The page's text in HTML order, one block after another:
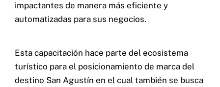
impactantes de manera más eficiente y
automatizadas para sus negocios.
Esta capacitación hace parte del ecosistema
turístico para el posicionamiento de marca del
destino San Agustín en el cual también se busca